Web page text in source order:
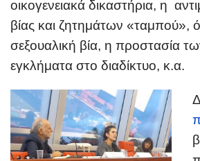
οικογενειακά δικαστήρια, η
βίας και ζητημάτων «ταμπού»,
σεξουαλική βία, η προστασία
εγκλήματα στο διαδίκτυο, κ.α.